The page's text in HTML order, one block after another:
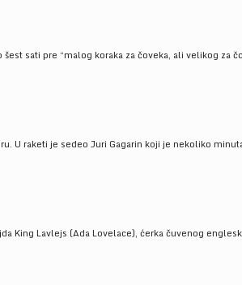
sati pre “malog koraka za čoveka, ali velikog za
U raketi je sedeo Juri Gagarin koji je nekoliko
King Lavlejs (Ada Lovelace), ćerka čuvenog